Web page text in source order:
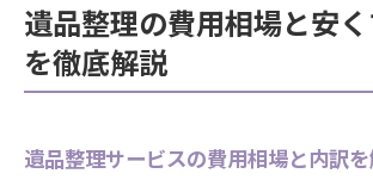
遺品整理の費用相場と安
を徹底解説
遺品整理サービスの費用相場と内訳